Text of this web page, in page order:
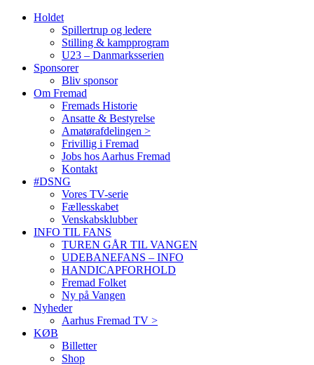
Holdet
Spillertrup og ledere
Stilling & kampprogram
U23 – Danmarksserien
Sponsorer
Bliv sponsor
Om Fremad
Fremads Historie
Ansatte & Bestyrelse
Amatørafdelingen >
Frivillig i Fremad
Jobs hos Aarhus Fremad
Kontakt
#DSNG
Vores TV-serie
Fællesskabet
Venskabsklubber
INFO TIL FANS
TUREN GÅR TIL VANGEN
UDEBANEFANS – INFO
HANDICAPFORHOLD
Fremad Folket
Ny på Vangen
Nyheder
Aarhus Fremad TV >
KØB
Billetter
Shop